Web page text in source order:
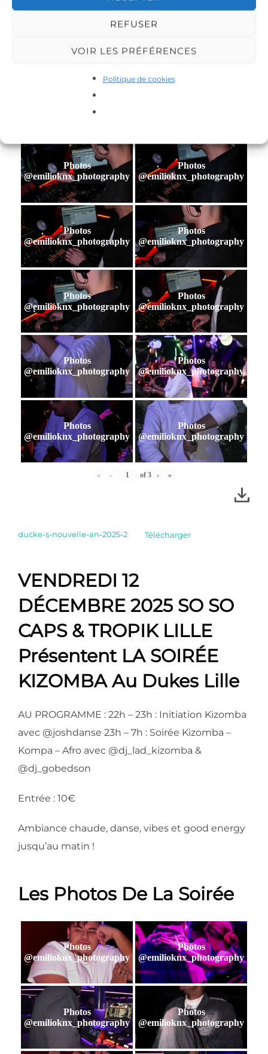
REFUSER
VOIR LES PRÉFÉRENCES
Politique de cookies
@emilioknx_photography
@emilioknx_photography
@emilioknx_photography
Photos
@emilioknx_photography
Photos
@emilioknx_photography
Photos
@emilioknx_photography
Photos
@emilioknx_photography
Photos
@emilioknx_photography
Photos
@emilioknx_photography
Photos
@emilioknx_photography
Photos
@emilioknx_photography
Photos
@emilioknx_photography
Photos
@emilioknx_photography
« ‹ of 3 › »
ducke-s-nouvelle-an-2025-2 Télécharger
VENDREDI 12
DÉCEMBRE 2025 SO SO
CAPS & TROPIK LILLE
Présentent LA SOIRÉE
KIZOMBA Au Dukes Lille
AU PROGRAMME : 22h – 23h : Initiation Kizomba
avec @joshdanse 23h – 7h : Soirée Kizomba –
Kompa – Afro avec @dj_lad_kizomba &
@dj_gobedson
Entrée : 10€
Ambiance chaude, danse, vibes et good energy
jusqu’au matin !
Les Photos De La Soirée
Photos
@emilioknx_photography
Photos
@emilioknx_photography
Photos
@emilioknx_photography
Photos
@emilioknx_photography